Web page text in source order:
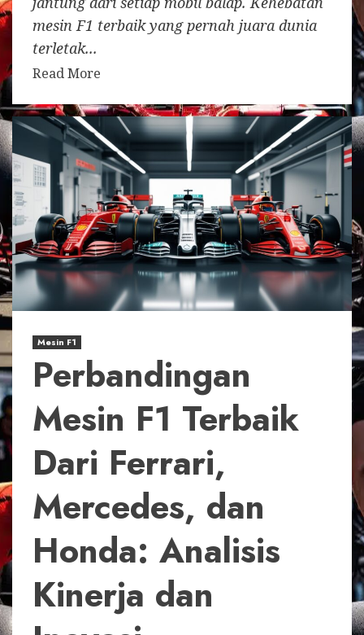
mesin F1 terbaik yang pernah juara dunia
terletak...
Read More
Mesin F1
Perbandingan
Mesin F1 Terbaik
Dari Ferrari,
Mercedes, dan
Honda: Analisis
Kinerja dan